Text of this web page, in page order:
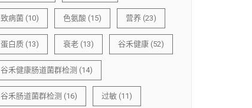
致病菌 (10) 色氨酸 (15) 营养 (23)
蛋白质 (13) 衰老 (13) 谷禾健康 (52)
谷禾健康肠道菌群检测 (14)
谷禾肠道菌群检测 (16) 过敏 (11)